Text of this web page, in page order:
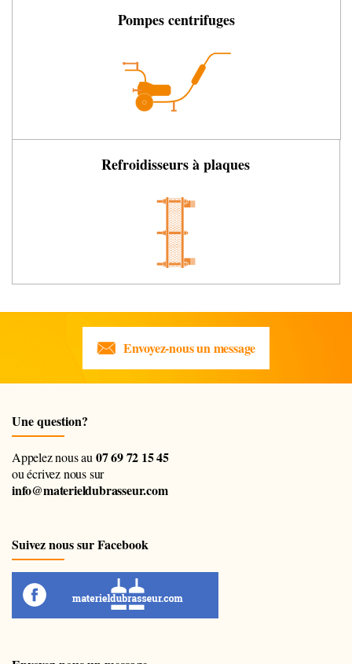
Pompes centrifuges
Refroidisseurs à plaques
Envoyez-nous un message
Une question?
Appelez nous au 07 69 72 15 45
ou écrivez nous sur
info@materieldubrasseur.com
Suivez nous sur Facebook